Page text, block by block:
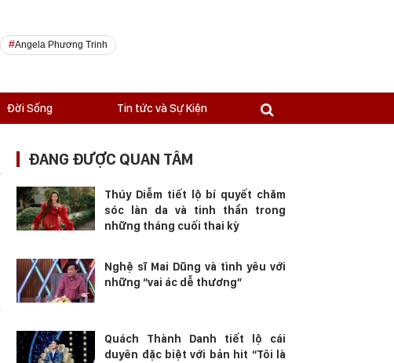
Angela Phương Trinh
Đời Sống Tin tức và Sự Kiện
ĐANG ĐƯỢC QUAN TÂM
Thúy Diễm tiết lộ bí quyết chăm
sóc làn da và tinh thần trong
những tháng cuối thai kỳ
Nghệ sĩ Mai Dũng và tình yêu với
những “vai ác dễ thương”
Quách Thành Danh tiết lộ cái
duyên đặc biệt với bản hit “Tôi là